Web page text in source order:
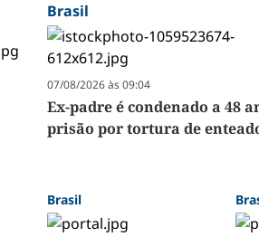
Brasil
07/08/2026 às 09:04
Ex-padre é condenado a 48
prisão por tortura de
Brasil